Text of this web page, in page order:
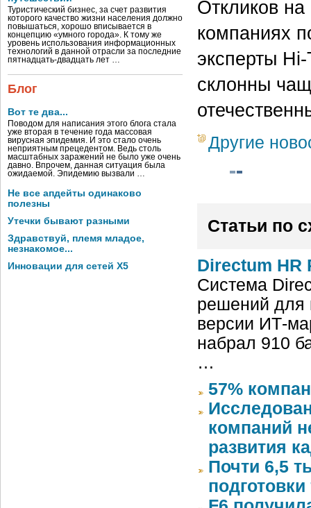
Туристический бизнес, за счет развития
которого качество жизни населения должно
повышаться, хорошо вписывается в
концепцию «умного города». К тому же
уровень использования информационных
технологий в данной отрасли за последние
пятнадцать-двадцать лет …
Блог
Вот те два...
Поводом для написания этого блога стала
уже вторая в течение года массовая
вирусная эпидемия. И это стало очень
неприятным прецедентом. Ведь столь
масштабных заражений не было уже очень
давно. Впрочем, данная ситуация была
ожидаемой. Эпидемию вызвали …
Не все апдейты одинаково
полезны
Утечки бывают разными
Здравствуй, племя младое,
незнакомое...
Инновации для сетей X5
Откликов
компаниях
эксперты
склонны
Другие
Статьи по
Directum HR
Система
решений для
версии ИТ-
набрал 910
…
57%
компаний
развития
Почти 6,5